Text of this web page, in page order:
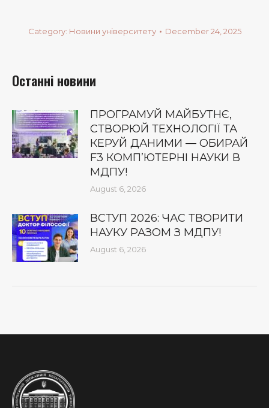
Category: Новини університету December 24, 2025
Останні новини
ПРОГРАМУЙ МАЙБУТНЄ,
СТВОРЮЙ ТЕХНОЛОГІЇ ТА
КЕРУЙ ДАНИМИ — ОБИРАЙ
F3 КОМП’ЮТЕРНІ НАУКИ В
МДПУ!
August 6, 2026
ВСТУП 2026: ЧАС ТВОРИТИ
НАУКУ РАЗОМ З МДПУ!
August 6, 2026